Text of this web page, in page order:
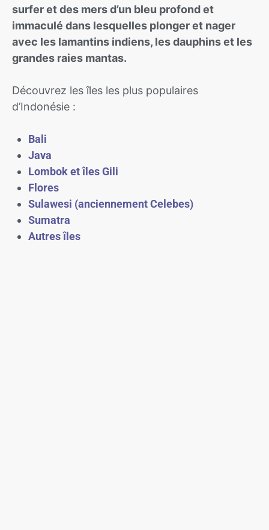
surfer et des mers d’un bleu profond et
immaculé dans lesquelles plonger et nager
avec les lamantins indiens, les dauphins et les
grandes raies mantas.
Découvrez les îles les plus populaires
d’Indonésie :
Bali
Java
Lombok et îles Gili
Flores
Sulawesi (anciennement Celebes)
Sumatra
Autres îles